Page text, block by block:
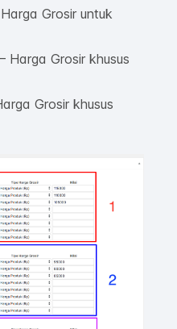
Grosir untuk
Harga Grosir khusus
Grosir khusus